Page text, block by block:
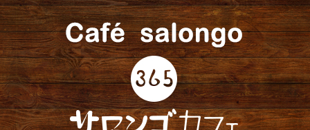
人形町の『365(サロンゴ)カフ
ェ』よりお知らせ
人形町の音楽カフェ『365カフェ』より
最新情報をお届けします。